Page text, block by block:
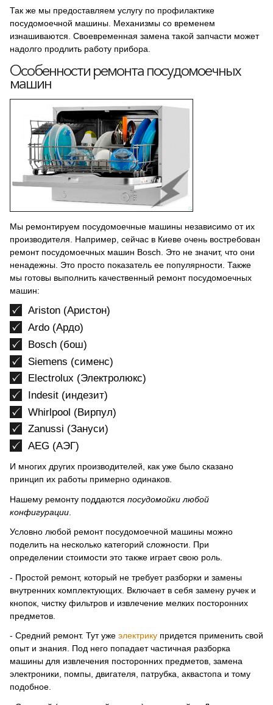
Так же мы предоставляем услугу по профилактике
посудомоечной машины. Механизмы со временем
изнашиваются. Своевременная замена такой запчасти может
надолго продлить работу прибора.
Особенности ремонта посудомоечных
машин
Мы ремонтируем посудомоечные машины независимо от их
производителя. Например, сейчас в Киеве очень востребован
ремонт посудомоечных машин Bosch. Это не значит, что они
ненадежны. Это просто показатель ее популярности. Также
мы готовы выполнить качественный ремонт посудомоечных
машин:
Ariston (Аристон)
Ardo (Ардо)
Bosch (бош)
Siemens (сименс)
Electrolux (Электролюкс)
Indesit (индезит)
Whirlpool (Вирпул)
Zanussi (Зануси)
AEG (АЭГ)
И многих других производителей, как уже было сказано
принцип их работы примерно одинаков.
Нашему ремонту поддаются посудомойки любой
конфигурации
Условно любой ремонт посудомоечной машины можно
поделить на несколько категорий сложности. При
определении стоимости это также играет свою роль.
- Простой ремонт, который не требует разборки и замены
внутренних комплектующих. Включает в себя замену ручек и
кнопок, чистку фильтров и извлечение мелких посторонних
предметов.
- Средний ремонт. Тут уже электрику придется применить свой
опыт и знания. Под него попадает частичная разборка
машины для извлечения посторонних предметов, замена
электроники, помпы, двигателя, патрубка, аквастопа и тому
подобное.